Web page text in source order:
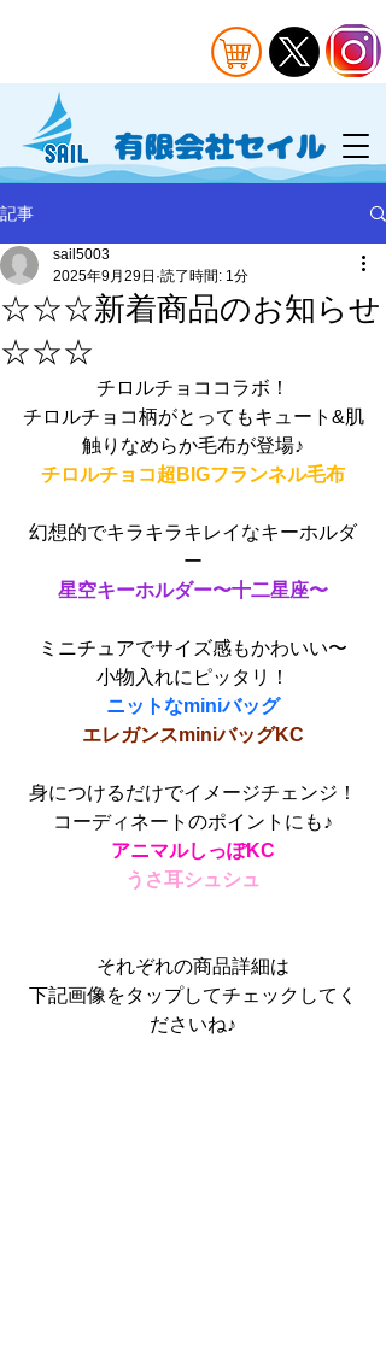
記事
☆☆☆新着商品のお知らせ
☆☆☆
sail5003
2025年9月29日 読了時間: 1分
チロルチョココラボ！
チロルチョコ柄がとってもキュート&肌
触りなめらか毛布が登場♪
チロルチョコ超BIGフランネル毛布
幻想的でキラキラキレイなキーホルダ
ー
星空キーホルダー〜十二星座〜
ミニチュアでサイズ感もかわいい〜
小物入れにピッタリ！
ニットなminiバッグ
エレガンスminiバッグKC
身につけるだけでイメージチェンジ！
コーディネートのポイントにも♪
アニマルしっぽKC
うさ耳シュシュ
それぞれの商品詳細は
下記画像をタップしてチェックしてく
ださいね♪